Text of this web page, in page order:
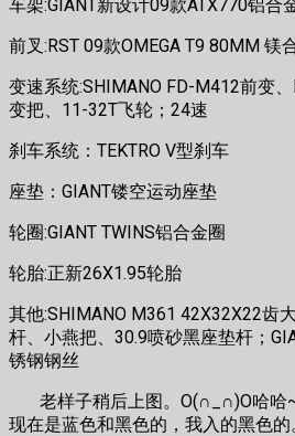
车架:GIANT新设计09款ATX770铝合
前叉:RST 09款OMEGA T9 80MM 镁
变速系统:SHIMANO FD-M412前变
变把、11-32T飞轮；24速
刹车系统：TEKTRO V型刹车
座垫：GIANT镂空运动座垫
轮圈:GIANT TWINS铝合金圈
轮胎:正新26X1.95轮胎
其他:SHIMANO M361 42X32X22齿
杆、小燕把、30.9喷砂黑座垫杆；
锈钢钢丝
老样子稍后上图。O(∩_∩)O哈哈~
现在是蓝色和黑色的，我入的黑色的